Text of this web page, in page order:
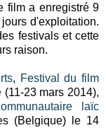
film a enregistré 9
d'exploitation.
festivals et cette
raison.
, Festival du film
(11-23 mars 2014),
laïc
(Belgique) le 14